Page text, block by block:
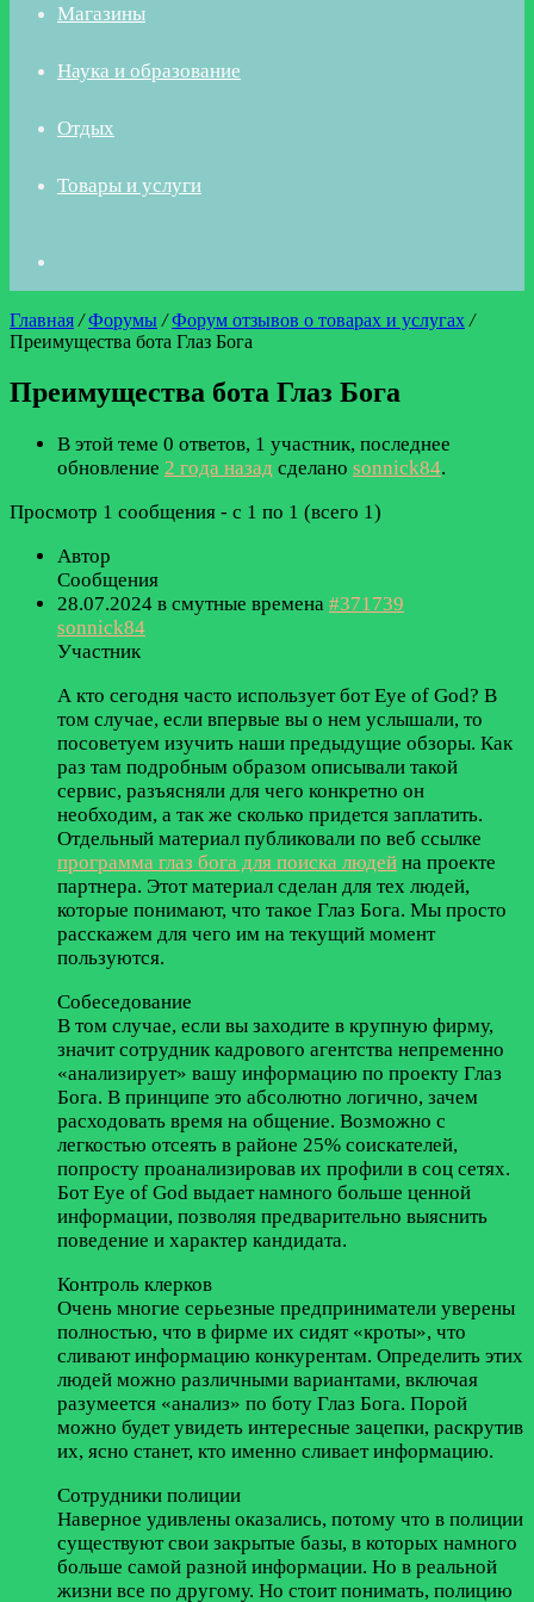
Магазины
Наука и образование
Отдых
Товары и услуги
Главная / Форумы / Форум отзывов о товарах и услугах /
Преимущества бота Глаз Бога
Преимущества бота Глаз Бога
В этой теме 0 ответов, 1 участник, последнее
обновление 2 года назад сделано sonnick84.
Просмотр 1 сообщения - с 1 по 1 (всего 1)
Автор
Сообщения
28.07.2024 в смутные времена #371739
sonnick84
Участник
А кто сегодня часто использует бот Eye of God? В
том случае, если впервые вы о нем услышали, то
посоветуем изучить наши предыдущие обзоры. Как
раз там подробным образом описывали такой
сервис, разъясняли для чего конкретно он
необходим, а так же сколько придется заплатить.
Отдельный материал публиковали по веб ссылке
программа глаз бога для поиска людей на проекте
партнера. Этот материал сделан для тех людей,
которые понимают, что такое Глаз Бога. Мы просто
расскажем для чего им на текущий момент
пользуются.
Собеседование
В том случае, если вы заходите в крупную фирму,
значит сотрудник кадрового агентства непременно
«анализирует» вашу информацию по проекту Глаз
Бога. В принципе это абсолютно логично, зачем
расходовать время на общение. Возможно с
легкостью отсеять в районе 25% соискателей,
попросту проанализировав их профили в соц сетях.
Бот Eye of God выдает намного больше ценной
информации, позволяя предварительно выяснить
поведение и характер кандидата.
Контроль клерков
Очень многие серьезные предприниматели уверены
полностью, что в фирме их сидят «кроты», что
сливают информацию конкурентам. Определить этих
людей можно различными вариантами, включая
разумеется «анализ» по боту Глаз Бога. Порой
можно будет увидеть интересные зацепки, раскрутив
их, ясно станет, кто именно сливает информацию.
Сотрудники полиции
Наверное удивлены оказались, потому что в полиции
существуют свои закрытые базы, в которых намного
больше самой разной информации. Но в реальной
жизни все по другому. Но стоит понимать, полицию